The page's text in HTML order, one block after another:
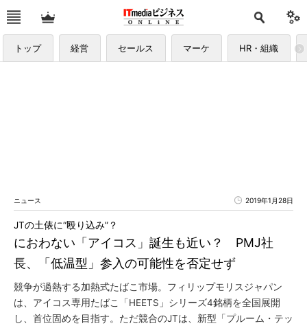
トップ 経営 セールス マーケ HR・組織
ニュース 2019年1月28日
におわない「アイコス」誕生も近い？ PMJ社
長、「低温型」参入の可能性を否定せず
JTの土俵に“殴り込み”？
競争が過熱する加熱式たばこ市場。フィリップモリスジャパン
は、アイコス専用たばこ「HEETS」シリーズ4銘柄を全国展開
し、首位固めを目指す。ただ競合のJTは、新型「プルーム・テッ